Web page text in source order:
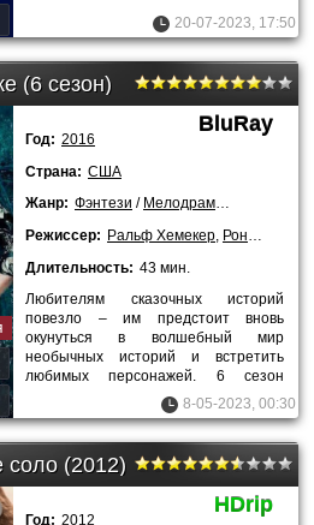
20-07-2023, 17:50
(6 сезон)
BluRay
Год: 2016
Страна: США
Жанр: Фэнтези / Мелодрамы /
Режиссер: Ральф Хемекер, Рон Андервуд
Длительность: 43 мин.
Любителям сказочных историй
повезло – им предстоит вновь
окунуться в волшебный мир
необычных историй и встретить
любимых персонажей. 6 сезон
киносериала «Однажды в сказке»
позволит
8-05-2023, 00:30
соло (2012)
HDrip
Год: 2012